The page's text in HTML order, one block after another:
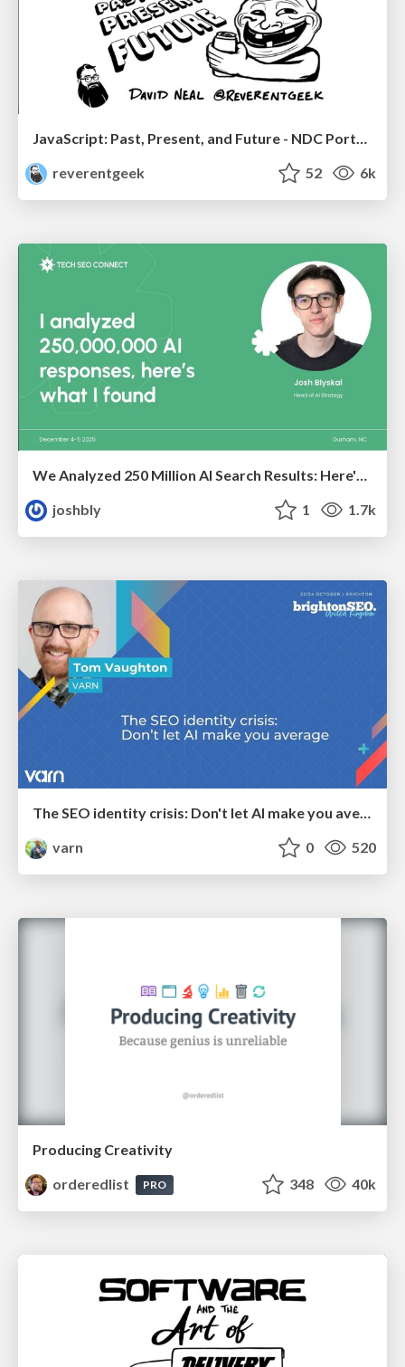
JavaScript: Past, Present, and Future - NDC Porto 2020
reverentgeek
52 6k
We Analyzed 250 Million AI Search Results: Here's What I Found
joshbly
1 1.7k
The SEO identity crisis: Don't let AI make you average
varn
0 520
Producing Creativity
orderedlist
PRO 348 40k